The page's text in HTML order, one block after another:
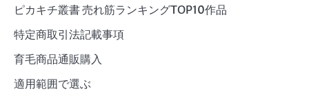
ピカキチ叢書 売れ筋ランキングTOP10作品
特定商取引法記載事項
育毛商品通販購入
適用範囲で選ぶ